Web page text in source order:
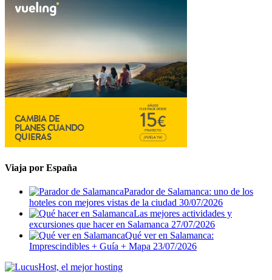
Viaja por España
Parador de Salamanca: uno de los
hoteles con mejores vistas de la ciudad 30/07/2026
Las mejores actividades y
excursiones que hacer en Salamanca 27/07/2026
Qué ver en Salamanca:
Imprescindibles + Guía + Mapa 23/07/2026